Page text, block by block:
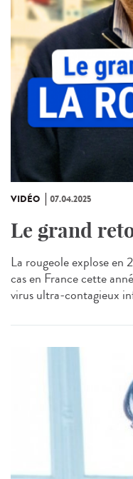
VIDÉO 07.04.2025
Le grand
La rougeole explose
cas en France cette
virus ultra-contagieux